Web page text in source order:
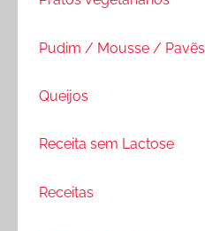
Pudim / Mousse / Pavẽs
Queijos
Receita sem Lactose
Receitas